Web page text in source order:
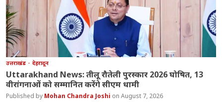
उत्तराखंड देहरादून
Uttarakhand News: तीलू रौतेली पुरस्कार 2026 घोषित, 13
वीरांगनाओं को सम्मानित करेंगे सीएम धामी
Mohan Chandra Joshi August 7, 2026